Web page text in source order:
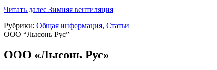
Читать далее Зимняя вентиляция
Рубрики: Общая информация, Статьи
ООО “Лысонь Рус”
ООО «Лысонь Рус»